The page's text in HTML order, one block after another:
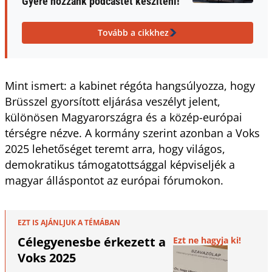
Tovább a cikkhez
Mint ismert: a kabinet régóta hangsúlyozza, hogy
Brüsszel gyorsított eljárása veszélyt jelent,
különösen Magyarországra és a közép-európai
térségre nézve. A kormány szerint azonban a Voks
2025 lehetőséget teremt arra, hogy világos,
demokratikus támogatottsággal képviseljék a
magyar álláspontot az európai fórumokon.
EZT IS AJÁNLJUK A TÉMÁBAN
Célegyenesbe érkezett a
Voks 2025
Ezt ne hagyja ki!